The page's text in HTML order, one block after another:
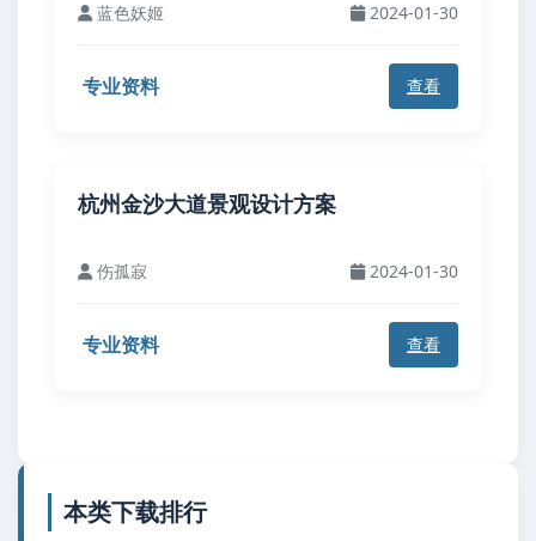
蓝色妖姬 2024-01-30
专业资料 查看
杭州金沙大道景观设计方案
伤孤寂 2024-01-30
专业资料 查看
本类下载排行